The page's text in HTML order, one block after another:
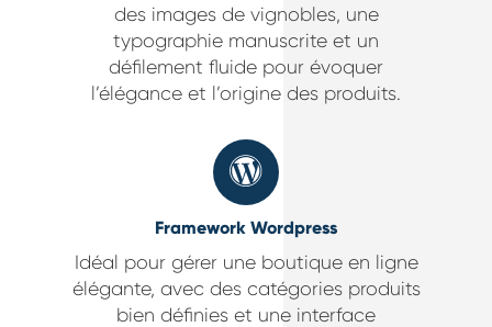
des images de vignobles, une
typographie manuscrite et un
défilement fluide pour évoquer
l’élégance et l’origine des produits.
Framework Wordpress
Idéal pour gérer une boutique en ligne
élégante, avec des catégories produits
bien définies et une interface